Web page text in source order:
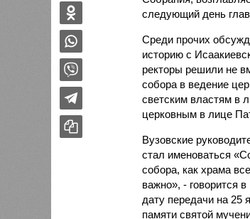
следующий день
Среди прочих
историю с
ректоры решили не
собора в ведение
светским властям в
церковным в лице
Вузовские
стал именоваться
собора, как храма
важно», - говорится
дату передачи на 25
памяти святой